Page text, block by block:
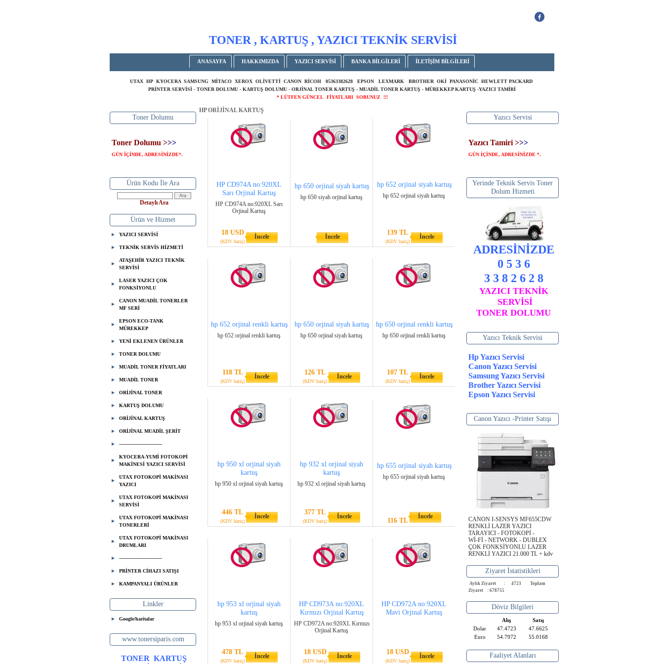
TONER , KARTUŞ , YAZICI TEKNİK SERVİSİ
ANASAYFA HAKKIMIZDA YAZICI SERVİSİ BANKA BİLGİLERİ İLETİŞİM BİLGİLERİ
UTAX HP KYOCERA SAMSUNG MİTACO XEROX OLİVETTİ CANON RİCOH 05363382628 EPSON LEXMARK BROTHER OKİ PANASONİC HEWLETT PACKARD
PRİNTER SERVİSİ - TONER DOLUMU - KARTUŞ DOLUMU - ORJİNAL TONER KARTUŞ - MUADİL TONER KARTUŞ - MÜREKKEP KARTUŞ -YAZICI TAMİRİ
* LÜTFEN GÜNCEL FİYATLARI SORUNUZ !!!
Toner Dolumu
Toner Dolumu >>>
GÜN İÇİNDE, ADRESİNİZDE*.
Ürün Kodu İle Ara
Detaylı Ara
Ürün ve Hizmet
YAZICI SERVİSİ
TEKNİK SERVİS HİZMETİ
ATAŞEHİR YAZICI TEKNİK
SERVİSİ
LASER YAZICI ÇOK
FONKSİYONLU
CANON MUADİL TONERLER
MF SERİ
EPSON ECO-TANK
MÜREKKEP
YENİ EKLENEN ÜRÜNLER
TONER DOLUMU
MUADİL TONER FİYATLARI
MUADİL TONER
ORİJİNAL TONER
KARTUŞ DOLUMU
ORİJİNAL KARTUŞ
ORİJİNAL MUADİL ŞERİT
-----------------------------
KYOCERA-YUMİ FOTOKOPİ
MAKİNESİ YAZICI SERVİSİ
UTAX FOTOKOPİ MAKİNASI
YAZICI
UTAX FOTOKOPİ MAKİNASI
SERVİSİ
UTAX FOTOKOPİ MAKİNASI
TONERLERİ
UTAX FOTOKOPİ MAKİNASI
DRUMLARI
-----------------------------
PRİNTER CİHAZI SATIŞI
KAMPANYALI ÜRÜNLER
Linkler
Google/haritalar
www.tonersiparis.com
TONER KARTUŞ
HP ORİJİNAL KARTUŞ
HP CD974A no:920XL
Sarı Orjinal Kartuş
HP CD974A no:920XL Sarı
Orjinal Kartuş
18 USD
(KDV hariç)
İncele
hp 650 orjinal siyah kartuş
hp 650 siyah orjinal kartuş
İncele
hp 652 orjinal siyah kartuş
hp 652 orjinal siyah kartuş
139 TL
(KDV hariç)
İncele
hp 652 orjinal renkli kartuş
hp 652 orjinal renkli kartuş
118 TL
(KDV hariç)
İncele
hp 650 orjinal siyah kartuş
hp 650 orjinal siyah kartuş
126 TL
(KDV hariç)
İncele
hp 650 orjinal renkli kartuş
hp 650 orjinal renkli kartuş
107 TL
(KDV hariç)
İncele
hp 950 xl orjinal siyah
kartuş
hp 950 xl orjinal siyah kartuş
446 TL
(KDV hariç)
İncele
hp 932 xl orjinal siyah
kartuş
hp 932 xl orjinal siyah kartuş
377 TL
(KDV hariç)
İncele
hp 655 orjinal siyah kartuş
hp 655 orjinal siyah kartuş
116 TL
İncele
hp 953 xl orjinal siyah
kartuş
hp 953 xl orjinal siyah kartuş
478 TL
(KDV hariç)
İncele
HP CD973A no:920XL
Kırmızı Orjinal Kartuş
HP CD972A no:920XL Kırmızı
Orjinal Kartuş
18 USD
(KDV hariç)
İncele
HP CD972A no:920XL
Mavi Orjinal Kartuş
18 USD
(KDV hariç)
İncele
Yazıcı Servisi
Yazıcı Tamiri >>>
GÜN İÇİNDE, ADRESİNİZDE *.
Yerinde Teknik Servis Toner
Dolum Hizmeti
ADRESİNİZDE
0 5 3 6
3 3 8 2 6 2 8
YAZICI TEKNİK
SERVİSİ
TONER DOLUMU
Yazıcı Teknik Servisi
Hp Yazıcı Servisi
Canon Yazıcı Servisi
Samsung Yazıcı Servisi
Brother Yazıcı Servisi
Epson Yazıcı Servisi
Canon Yazıcı -Printer Satışı
CANON I-SENSYS MF655CDW
RENKLİ LAZER YAZICI
TARAYICI - FOTOKOPİ -
Wİ-Fİ - NETWORK - DUBLEX
ÇOK FONKSİYONLU LAZER
RENKLİ YAZICI 21.000 TL + kdv
Ziyaret İstatistikleri
Aylık Ziyaret : 4723
Toplam
Ziyaret : 678755
Döviz Bilgileri
Alış
Satış
Dolar
47.4723
47.6625
Euro
54.7972 55.0168
Faaliyet Alanları